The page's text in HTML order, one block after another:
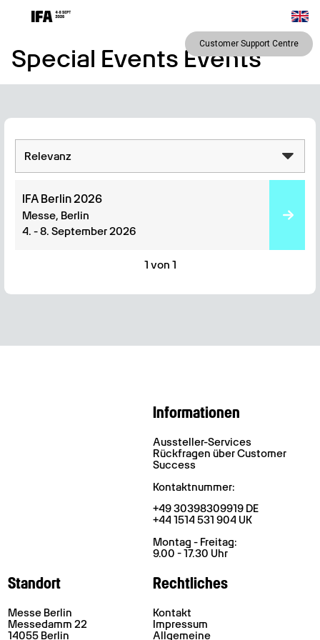
Special Events Events
IFA Berlin 2026
Messe, Berlin
4. - 8. September 2026
1 von 1
Informationen
Aussteller-Services
Rückfragen über Customer
Success
Kontaktnummer:
+49 30398309919 DE
+44 1514 531 904 UK
Montag - Freitag:
9.00 - 17.30 Uhr
Standort
Messe Berlin
Messedamm 22
14055 Berlin
Rechtliches
Kontakt
Impressum
Allgemeine
Customer Support Centre